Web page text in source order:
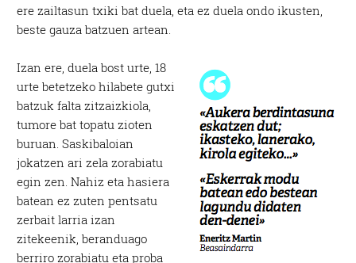
ere zailtasun txiki bat duela, eta ez duela ondo ikusten,
beste gauza batzuen artean.
Izan ere, duela bost urte, 18
urte betetzeko hilabete gutxi
batzuk falta zitzaizkiola,
tumore bat topatu zioten
buruan. Saskibaloian
jokatzen ari zela zorabiatu
egin zen. Nahiz eta hasiera
batean ez zuten pentsatu
zerbait larria izan
zitekeenik, beranduago
berriro zorabiatu eta proba